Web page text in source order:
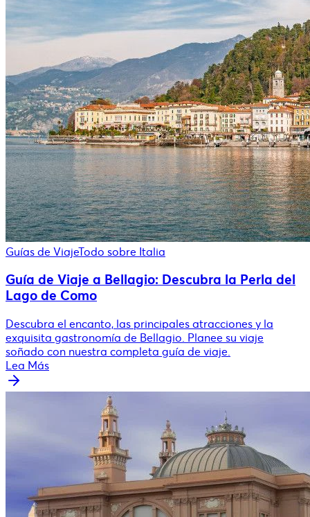
Guías de ViajeTodo sobre Italia
Guía de Viaje a Bellagio: Descubra la Perla del
Lago de Como
Descubra el encanto, las principales atracciones y la
exquisita gastronomía de Bellagio. Planee su viaje
soñado con nuestra completa guía de viaje.
Lea Más